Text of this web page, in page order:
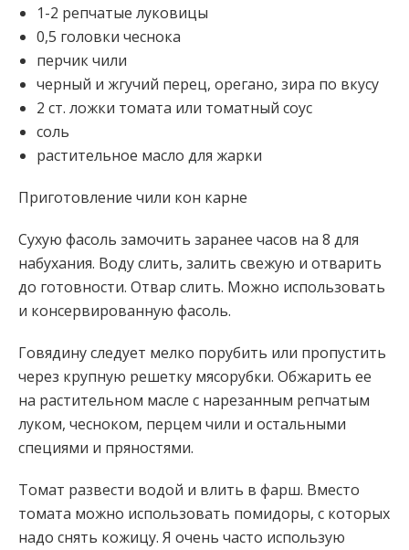
1-2 репчатые луковицы
0,5 головки чеснока
перчик чили
черный и жгучий перец, орегано, зира по вкусу
2 ст. ложки томата или томатный соус
соль
растительное масло для жарки
Приготовление чили кон карне
Сухую фасоль замочить заранее часов на 8 для
набухания. Воду слить, залить свежую и отварить
до готовности. Отвар слить. Можно использовать
и консервированную фасоль.
Говядину следует мелко порубить или пропустить
через крупную решетку мясорубки. Обжарить ее
на растительном масле с нарезанным репчатым
луком, чесноком, перцем чили и остальными
специями и пряностями.
Томат развести водой и влить в фарш. Вместо
томата можно использовать помидоры, с которых
надо снять кожицу. Я очень часто использую